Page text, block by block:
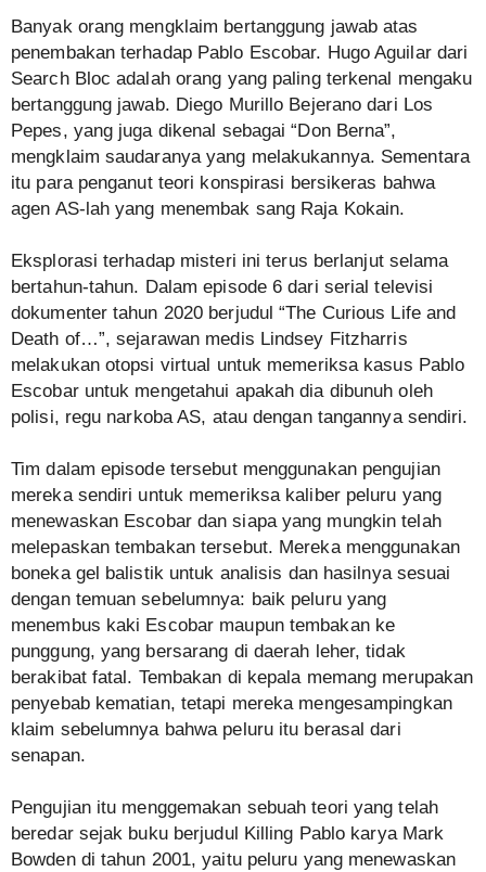
Banyak orang mengklaim bertanggung jawab atas
penembakan terhadap Pablo Escobar. Hugo Aguilar dari
Search Bloc adalah orang yang paling terkenal mengaku
bertanggung jawab. Diego Murillo Bejerano dari Los
Pepes, yang juga dikenal sebagai “Don Berna”,
mengklaim saudaranya yang melakukannya. Sementara
itu para penganut teori konspirasi bersikeras bahwa
agen AS-lah yang menembak sang Raja Kokain.
Eksplorasi terhadap misteri ini terus berlanjut selama
bertahun-tahun. Dalam episode 6 dari serial televisi
dokumenter tahun 2020 berjudul “The Curious Life and
Death of…”, sejarawan medis Lindsey Fitzharris
melakukan otopsi virtual untuk memeriksa kasus Pablo
Escobar untuk mengetahui apakah dia dibunuh oleh
polisi, regu narkoba AS, atau dengan tangannya sendiri.
Tim dalam episode tersebut menggunakan pengujian
mereka sendiri untuk memeriksa kaliber peluru yang
menewaskan Escobar dan siapa yang mungkin telah
melepaskan tembakan tersebut. Mereka menggunakan
boneka gel balistik untuk analisis dan hasilnya sesuai
dengan temuan sebelumnya: baik peluru yang
menembus kaki Escobar maupun tembakan ke
punggung, yang bersarang di daerah leher, tidak
berakibat fatal. Tembakan di kepala memang merupakan
penyebab kematian, tetapi mereka mengesampingkan
klaim sebelumnya bahwa peluru itu berasal dari
senapan.
Pengujian itu menggemakan sebuah teori yang telah
beredar sejak buku berjudul Killing Pablo karya Mark
Bowden di tahun 2001, yaitu peluru yang menewaskan